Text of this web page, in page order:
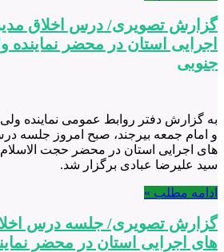
گزارش تصویری/ درس اخلاق
اجرایی استان در محضر نماینده
جنوبی
به گزارش دفتر روابط عمومی نماینده
و امام جمعه بیرجند، صبح امروز جلسه
های اجرایی استان در محضر حجت
سید علیرضا عبادی برگزار شد.
ادامه مطلب »
گزارش تصویری/ جلسه درس
های اجرایی استان در محضر